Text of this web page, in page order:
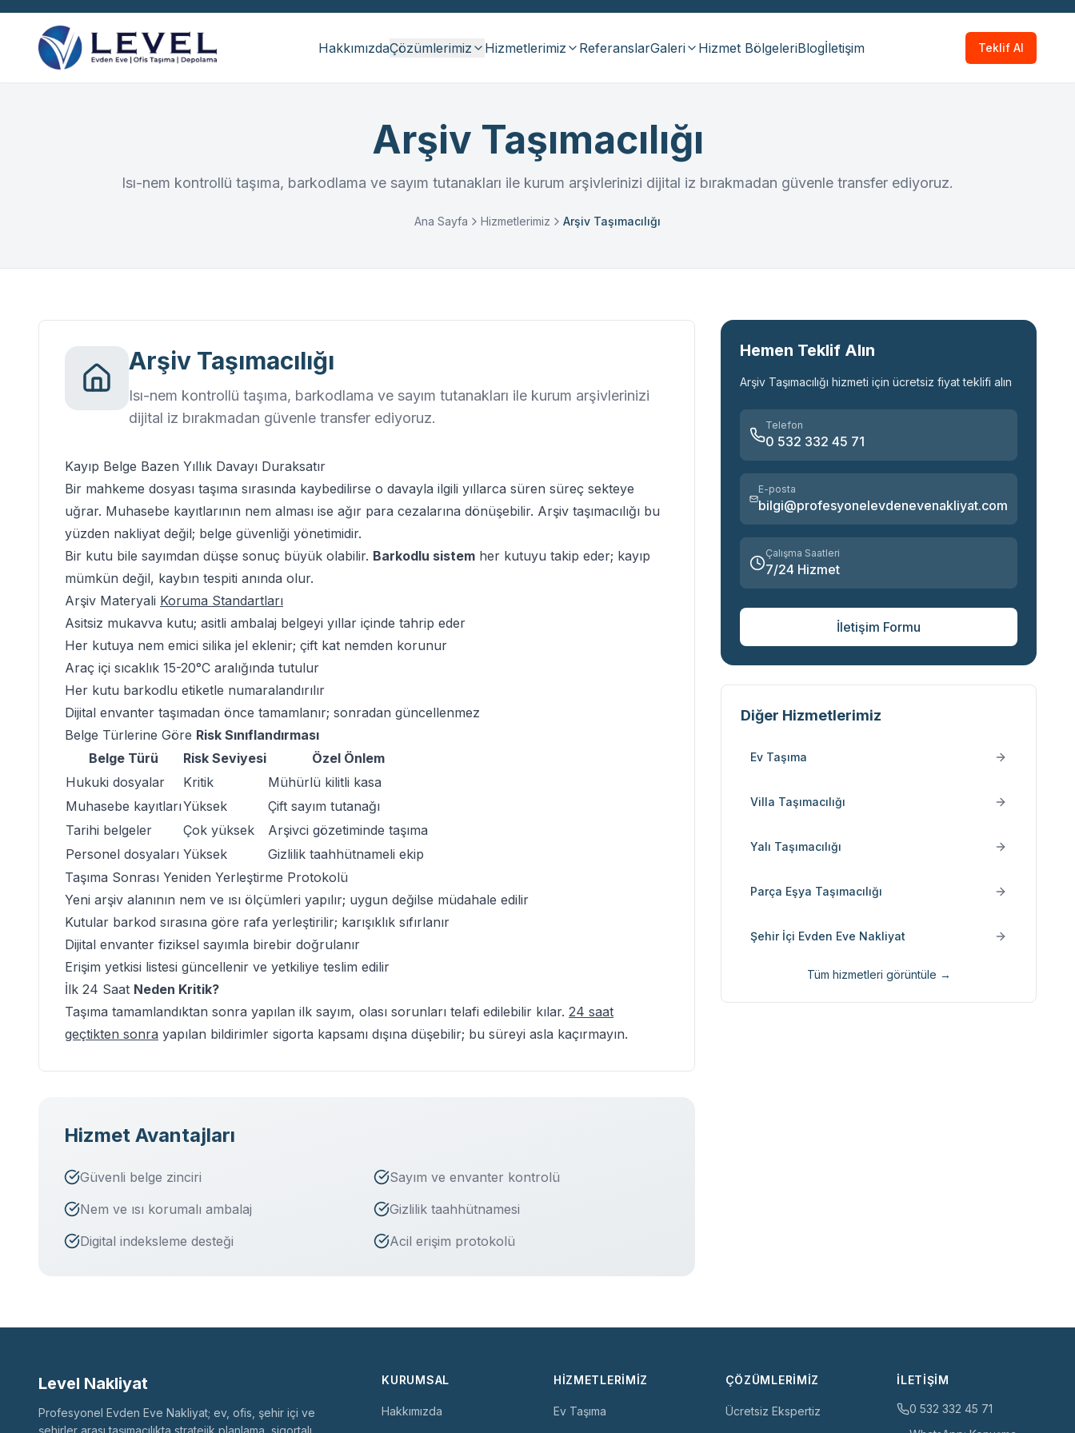
HakkımızdaÇözümlerimiz Hizmetlerimiz ReferanslarGaleri Hizmet BölgeleriBlogİletişim Teklif Al
Arşiv Taşımacılığı
Isı-nem kontrollü taşıma, barkodlama ve sayım tutanakları ile kurum arşivlerinizi dijital iz bırakmadan güvenle transfer ediyoruz.
Ana Sayfa Hizmetlerimiz Arşiv Taşımacılığı
Arşiv Taşımacılığı
Isı-nem kontrollü taşıma, barkodlama ve sayım tutanakları ile kurum arşivlerinizi
dijital iz bırakmadan güvenle transfer ediyoruz.
Kayıp Belge Bazen Yıllık Davayı Duraksatır
Bir mahkeme dosyası taşıma sırasında kaybedilirse o davayla ilgili yıllarca süren süreç sekteye
uğrar. Muhasebe kayıtlarının nem alması ise ağır para cezalarına dönüşebilir. Arşiv taşımacılığı bu
yüzden nakliyat değil; belge güvenliği yönetimidir.
Bir kutu bile sayımdan düşse sonuç büyük olabilir. Barkodlu sistem her kutuyu takip eder; kayıp
mümkün değil, kaybın tespiti anında olur.
Arşiv Materyali Koruma Standartları
Asitsiz mukavva kutu; asitli ambalaj belgeyi yıllar içinde tahrip eder
Her kutuya nem emici silika jel eklenir; çift kat nemden korunur
Araç içi sıcaklık 15-20°C aralığında tutulur
Her kutu barkodlu etiketle numaralandırılır
Dijital envanter taşımadan önce tamamlanır; sonradan güncellenmez
Belge Türlerine Göre Risk Sınıflandırması
Belge Türü
Risk Seviyesi
Özel Önlem
Hukuki dosyalar
Kritik
Mühürlü kilitli kasa
Muhasebe kayıtlarıYüksek
Çift sayım tutanağı
Tarihi belgeler
Çok yüksek
Arşivci gözetiminde taşıma
Personel dosyaları Yüksek
Gizlilik taahhütnameli ekip
Taşıma Sonrası Yeniden Yerleştirme Protokolü
Yeni arşiv alanının nem ve ısı ölçümleri yapılır; uygun değilse müdahale edilir
Kutular barkod sırasına göre rafa yerleştirilir; karışıklık sıfırlanır
Dijital envanter fiziksel sayımla birebir doğrulanır
Erişim yetkisi listesi güncellenir ve yetkiliye teslim edilir
İlk 24 Saat Neden Kritik?
Taşıma tamamlandıktan sonra yapılan ilk sayım, olası sorunları telafi edilebilir kılar. 24 saat
geçtikten sonra yapılan bildirimler sigorta kapsamı dışına düşebilir; bu süreyi asla kaçırmayın.
Hizmet Avantajları
Güvenli belge zinciri
Sayım ve envanter kontrolü
Nem ve ısı korumalı ambalaj
Gizlilik taahhütnamesi
Digital indeksleme desteği
Acil erişim protokolü
Hemen Teklif Alın
Arşiv Taşımacılığı hizmeti için ücretsiz fiyat teklifi alın
Telefon
0 532 332 45 71
E-posta
bilgi@profesyonelevdenevenakliyat.com
Çalışma Saatleri
7/24 Hizmet
İletişim Formu
Diğer Hizmetlerimiz
Ev Taşıma
Villa Taşımacılığı
Yalı Taşımacılığı
Parça Eşya Taşımacılığı
Şehir İçi Evden Eve Nakliyat
Tüm hizmetleri görüntüle →
Level Nakliyat
Profesyonel Evden Eve Nakliyat; ev, ofis, şehir içi ve
şehirler arası taşımacılıkta stratejik planlama, sigortalı
KURUMSAL
Hakkımızda
HIZMETLERIMIZ
Ev Taşıma
ÇÖZÜMLERIMIZ
Ücretsiz Ekspertiz
İLETIŞIM
0 532 332 45 71